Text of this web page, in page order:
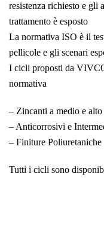
resistenza richiesto e gli
trattamento è esposto
La normativa ISO è il
pellicole e gli scenari
I cicli proposti da
normativa
– Zincanti a medio e
– Anticorrosivi e
– Finiture
Tutti i cicli sono